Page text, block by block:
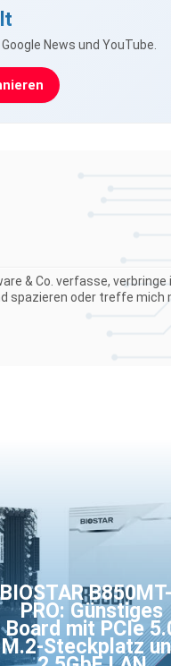
News und YouTube.
& Co. verfasse, verbringe
spazieren oder treffe mich
BIOSTAR
PRO: Günstiges
Board mit PCIe
M.2-Steckplatz